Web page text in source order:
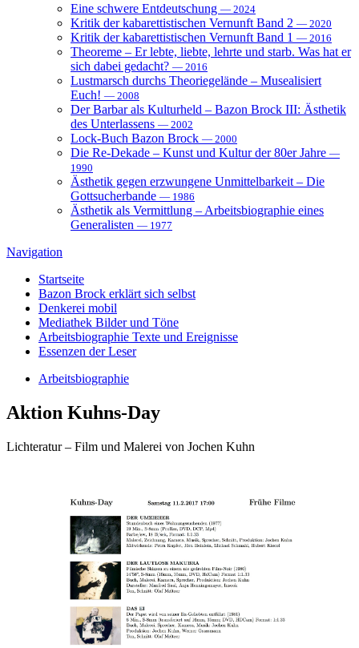
Eine schwere Entdeutschung — 2024
Kritik der kabarettistischen Vernunft Band 2 — 2020
Kritik der kabarettistischen Vernunft Band 1 — 2016
Theoreme – Er lebte, liebte, lehrte und starb. Was hat er
sich dabei gedacht? — 2016
Lustmarsch durchs Theoriegelände – Musealisiert
Euch! — 2008
Der Barbar als Kulturheld – Bazon Brock III: Ästhetik
des Unterlassens — 2002
Lock-Buch Bazon Brock — 2000
Die Re-Dekade – Kunst und Kultur der 80er Jahre —
1990
Ästhetik gegen erzwungene Unmittelbarkeit – Die
Gottsucherbande — 1986
Ästhetik als Vermittlung – Arbeitsbiographie eines
Generalisten — 1977
Navigation
Startseite
Bazon Brock erklärt sich selbst
Denkerei mobil
Mediathek Bilder und Töne
Arbeitsbiographie Texte und Ereignisse
Essenzen der Leser
Arbeitsbiographie
Aktion Kuhns-Day
Lichteratur – Film und Malerei von Jochen Kuhn